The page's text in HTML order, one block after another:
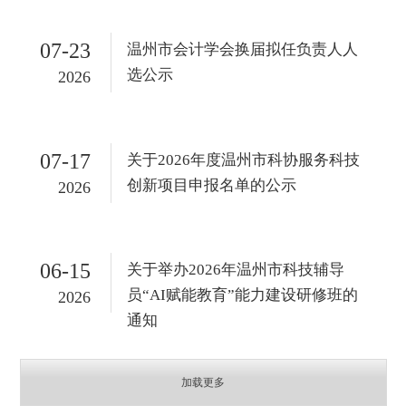
2026
07-23
温州市会计学会换届拟任负责人人
选公示
2026
07-17
关于2026年度温州市科协服务科技
创新项目申报名单的公示
2026
06-15
关于举办2026年温州市科技辅导
员“AI赋能教育”能力建设研修班的
通知
加载更多